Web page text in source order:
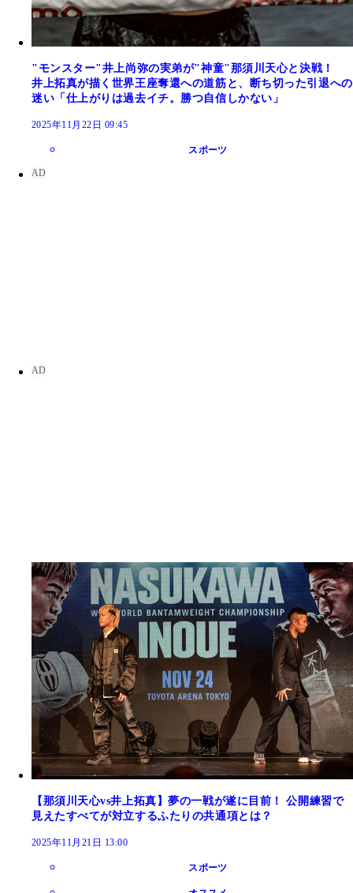
"モンスター"井上尚弥の実弟が"神童"那須川天心と決戦！
井上拓真が描く世界王座奪還への道筋と、断ち切った引退への
迷い「仕上がりは過去イチ。勝つ自信しかない」
2025年11月22日 09:45
スポーツ
【那須川天心vs井上拓真】夢の一戦が遂に目前！ 公開練習で
見えたすべてが対立するふたりの共通項とは？
2025年11月21日 13:00
スポーツ